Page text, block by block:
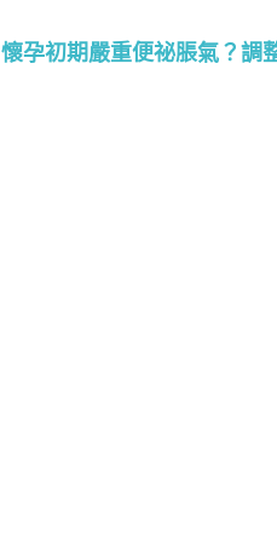
懷孕初期嚴重便祕脹氣？調